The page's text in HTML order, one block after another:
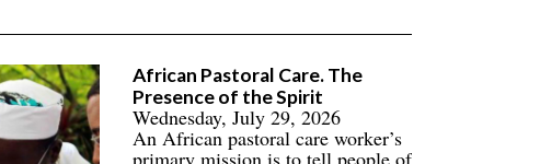
African Pastoral Care. The
Presence of the Spirit
Wednesday, July 29, 2026
An African pastoral care worker’s